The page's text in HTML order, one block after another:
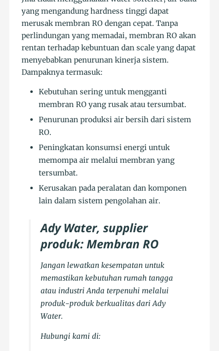
yang mengandung hardness tinggi dapat
merusak membran RO dengan cepat. Tanpa
perlindungan yang memadai, membran RO akan
rentan terhadap kebuntuan dan scale yang dapat
menyebabkan penurunan kinerja sistem.
Dampaknya termasuk:
Kebutuhan sering untuk mengganti
membran RO yang rusak atau tersumbat.
Penurunan produksi air bersih dari sistem
RO.
Peningkatan konsumsi energi untuk
memompa air melalui membran yang
tersumbat.
Kerusakan pada peralatan dan komponen
lain dalam sistem pengolahan air.
Ady Water, supplier
produk: Membran RO
Jangan lewatkan kesempatan untuk
memastikan kebutuhan rumah tangga
atau industri Anda terpenuhi melalui
produk-produk berkualitas dari Ady
Water.
Hubungi kami di: